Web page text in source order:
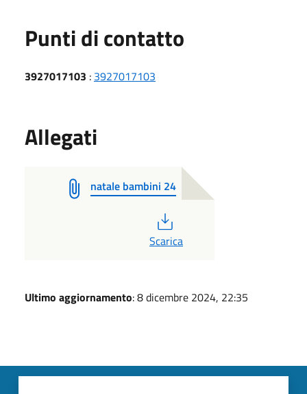
Punti di contatto
3927017103 : 3927017103
Allegati
natale bambini 24
Scarica
Ultimo aggiornamento: 8 dicembre 2024, 22:35